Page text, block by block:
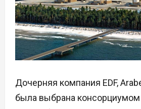
Дочерняя компания EDF,
была выбрана